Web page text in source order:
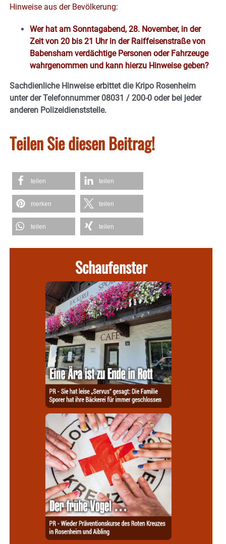
Hinweise aus der Bevölkerung:
Wer hat am Sonntagabend, 28. November, in der
Zeit von 20 bis 21 Uhr in der Raiffeisenstraße von
Babensham verdächtige Personen oder Fahrzeuge
wahrgenommen und kann hierzu Hinweise geben?
Sachdienliche Hinweise erbittet die Kripo Rosenheim
unter der Telefonnummer 08031 / 200-0 oder bei jeder
anderen Polizeidienststelle.
Teilen Sie diesen Beitrag!
teilen teilen
merken teilen
teilen teilen
Schaufenster